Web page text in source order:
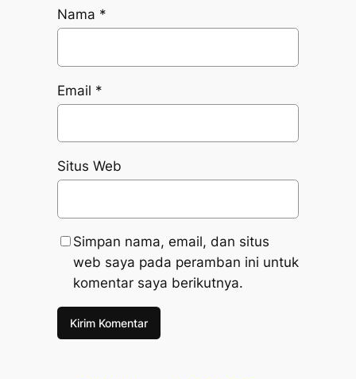
Nama *
Email *
Situs Web
Simpan nama, email, dan situs
web saya pada peramban ini untuk
komentar saya berikutnya.